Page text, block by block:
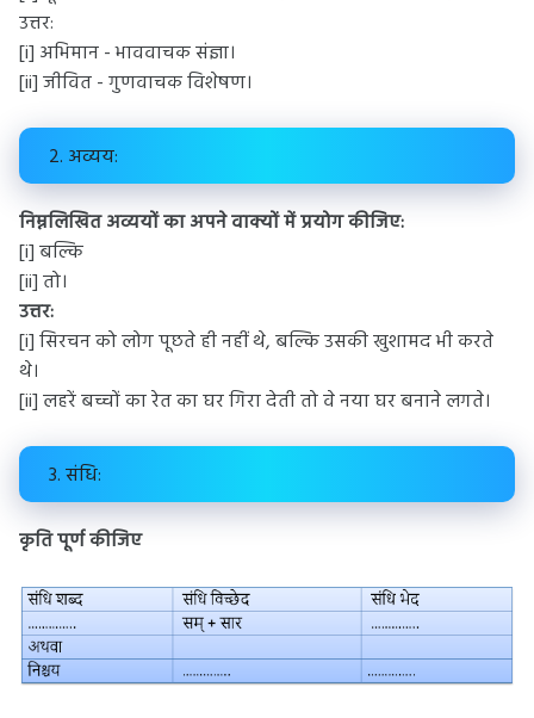
उत्तर:
[i] अभिमान - भाववाचक संज्ञा।
[ii] जीवित - गुणवाचक विशेषण।
2. अव्यय:
निम्नलिखित अव्ययों का अपने वाक्यों में प्रयोग कीजिए:
[i] बल्कि
[ii] तो।
उत्तर:
[i] सिरचन को लोग पूछते ही नहीं थे, बल्कि उसकी खुशामद भी करते
थे।
[ii] लहरें बच्चों का रेत का घर गिरा देती तो वे नया घर बनाने लगते।
3. संधि:
कृति पूर्ण कीजिए